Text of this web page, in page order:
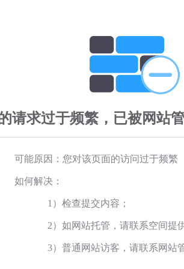
请求过于频繁，已被网站
可能原因：您对该页面的访问过于频繁
如何解决：
1）检查提交内容；
2）如网站托管，请联系空间提
3）普通网站访客，请联系网站